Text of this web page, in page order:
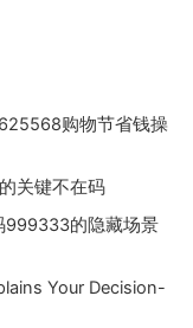
购物节省钱操
关键不在码
999333的隐藏场景
Your Decision-